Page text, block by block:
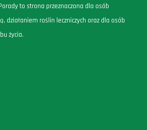
to strona przeznaczona dla osób
działaniem roślin leczniczych oraz dla osób
życia.